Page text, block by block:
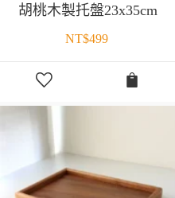
胡桃木製托盤23x35cm
NT$499